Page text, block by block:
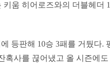
움 히어로즈와의 더블헤더
등판해 10승 3패를 거뒀다.
사를 끊어냈고 올 시즌에도